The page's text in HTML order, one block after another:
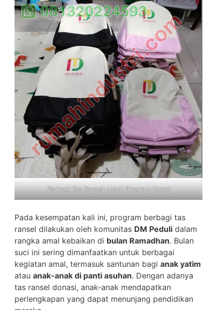
Berbagi Tas Ransel untuk Program Sosial
Pada kesempatan kali ini, program berbagi tas
ransel dilakukan oleh komunitas DM Peduli dalam
rangka amal kebaikan di bulan Ramadhan. Bulan
suci ini sering dimanfaatkan untuk berbagai
kegiatan amal, termasuk santunan bagi anak yatim
atau anak-anak di panti asuhan. Dengan adanya
tas ransel donasi, anak-anak mendapatkan
perlengkapan yang dapat menunjang pendidikan